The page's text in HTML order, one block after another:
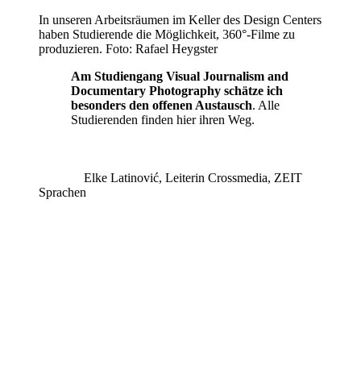
In unseren Arbeitsräumen im Keller des Design Centers
haben Studierende die Möglichkeit, 360°-Filme zu
produzieren. Foto: Rafael Heygster
Am Studiengang Visual Journalism and
Documentary Photography schätze ich
besonders den offenen Austausch. Alle
Studierenden finden hier ihren Weg.
Elke Latinović, Leiterin Crossmedia, ZEIT
Sprachen